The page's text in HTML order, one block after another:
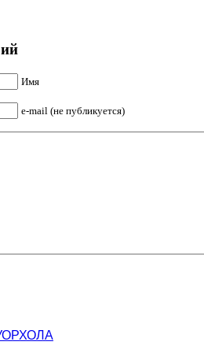
Имя
e-mail (не публикуется)